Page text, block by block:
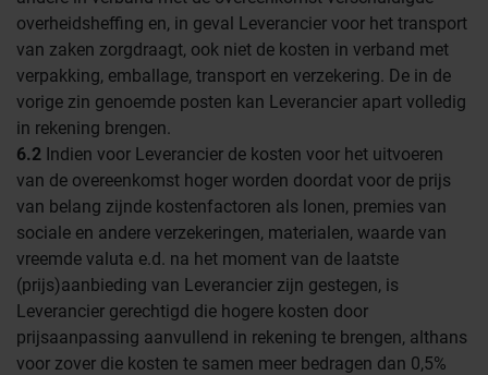
overheidsheffing en, in geval Leverancier voor het transport
van zaken zorgdraagt, ook niet de kosten in verband met
verpakking, emballage, transport en verzekering. De in de
vorige zin genoemde posten kan Leverancier apart volledig
in rekening brengen.
6.2 Indien voor Leverancier de kosten voor het uitvoeren
van de overeenkomst hoger worden doordat voor de prijs
van belang zijnde kostenfactoren als lonen, premies van
sociale en andere verzekeringen, materialen, waarde van
vreemde valuta e.d. na het moment van de laatste
(prijs)aanbieding van Leverancier zijn gestegen, is
Leverancier gerechtigd die hogere kosten door
prijsaanpassing aanvullend in rekening te brengen, althans
voor zover die kosten te samen meer bedragen dan 0,5%